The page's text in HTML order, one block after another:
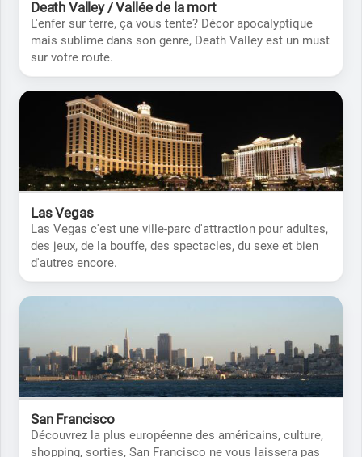
Death Valley / Vallée de la mort
L'enfer sur terre, ça vous tente? Décor apocalyptique
mais sublime dans son genre, Death Valley est un must
sur votre route.
Las Vegas
Las Vegas c'est une ville-parc d'attraction pour adultes,
des jeux, de la bouffe, des spectacles, du sexe et bien
d'autres encore.
San Francisco
Découvrez la plus européenne des américains, culture,
shopping, sorties, San Francisco ne vous laissera pas